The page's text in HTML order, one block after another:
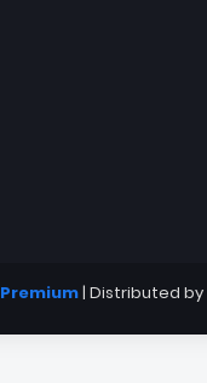
Premium| Distributed by